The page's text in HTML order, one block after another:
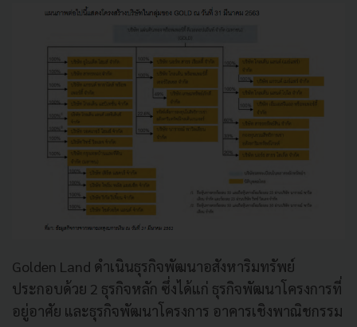
Golden Land ดําเนินธุรกิจพัฒนาอสังหาริมทรัพย์
ประกอบด้วย 2 ธุรกิจหลัก ซึ่งได้แก่ ธุรกิจพัฒนาโครงการที่
อยู่อาศัย และธุรกิจพัฒนาโครงการ อาคารเชิงพาณิชกรรม